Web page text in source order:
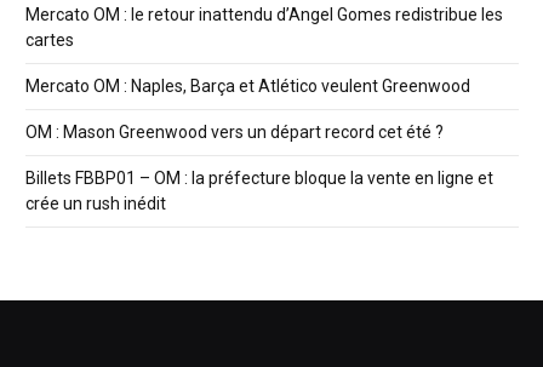
Mercato OM : le retour inattendu d’Angel Gomes redistribue les
cartes
Mercato OM : Naples, Barça et Atlético veulent Greenwood
OM : Mason Greenwood vers un départ record cet été ?
Billets FBBP01 – OM : la préfecture bloque la vente en ligne et
crée un rush inédit